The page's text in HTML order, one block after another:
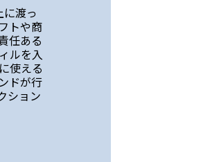
に渡っ
トや商
任ある
ルを入
使える
ドが行
ション